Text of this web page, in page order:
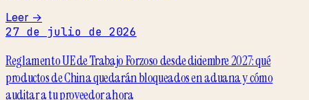
Leer →
27 de julio de 2026
Reglamento UE de Trabajo Forzoso desde diciembre 2027: qué
productos de China quedarán bloqueados en aduana y cómo
auditar a tu proveedor ahora